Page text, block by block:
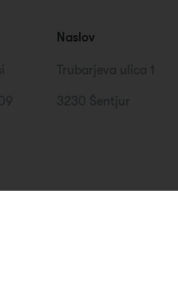
Naslov
Trubarjeva ulica 1
3230 Šentjur